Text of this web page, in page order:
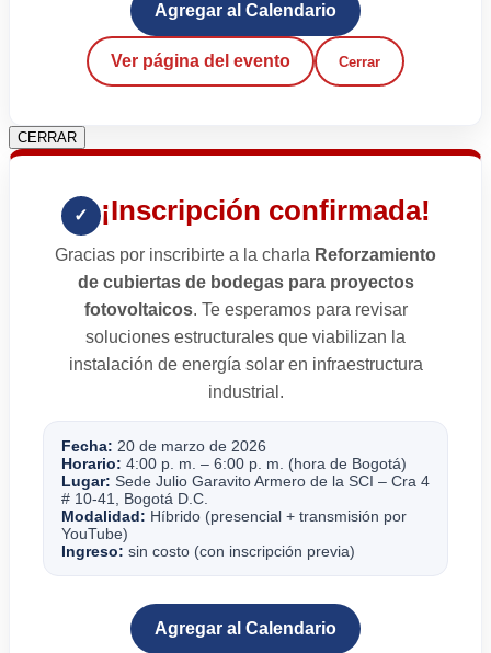
Agregar al Calendario
Ver página del evento Cerrar
CERRAR
✓ ¡Inscripción confirmada!
Gracias por inscribirte a la charla Reforzamiento
de cubiertas de bodegas para proyectos
fotovoltaicos. Te esperamos para revisar
soluciones estructurales que viabilizan la
instalación de energía solar en infraestructura
industrial.
Fecha: 20 de marzo de 2026
Horario: 4:00 p. m. – 6:00 p. m. (hora de Bogotá)
Lugar: Sede Julio Garavito Armero de la SCI – Cra 4
# 10-41, Bogotá D.C.
Modalidad: Híbrido (presencial + transmisión por
YouTube)
Ingreso: sin costo (con inscripción previa)
Agregar al Calendario